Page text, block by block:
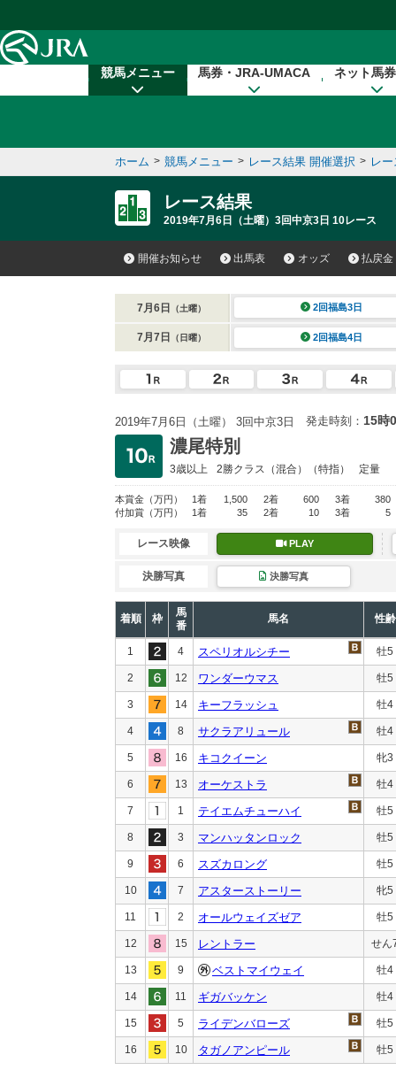
競馬メニュー 馬券・JRA-UMACA ネット馬
ホーム > 競馬メニュー > レース結果 開催選択 > レ
レース結果
2019年7月6日（土曜）3回中京3日 10レース
開催お知らせ 出馬表 オッズ 払戻金
7月6日 （土曜） 2回福島3日
7月7日 （日曜） 2回福島4日
2019年7月6日（土曜） 3回中京3日 発走時刻： 15時
濃尾特別
3歳以上 2勝クラス （混合）（特指） 定量
本賞金 （万円） 1着 1,500 2着 600 3着
380
付加賞 （万円） 1着 35 2着 10 3着 5
レース映像 PLAY
決勝写真 決勝写真
着順 枠
馬
番
馬名 性齢
1 4 スペリオルシチー 牡5
2 12 ワンダーウマス 牡5
3 14 キーフラッシュ 牡4
4 8 サクラアリュール 牡4
5 16 キコクイーン 牝3
6 13 オーケストラ 牡4
7 1 テイエムチューハイ 牡5
8 3 マンハッタンロック 牡5
9 6 スズカロング 牡5
10 7 アスターストーリー 牝5
11 2 オールウェイズゼア 牡5
12 15 レントラー せん
13 9 ベストマイウェイ 牡4
14 11 ギガバッケン 牡4
15 5 ライデンバローズ 牡5
16 10 タガノアンピール 牡5